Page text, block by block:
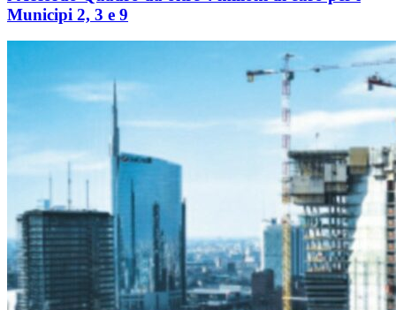
Municipi 2, 3 e 9